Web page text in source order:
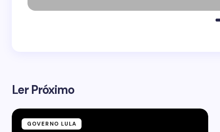
Ler Próximo
GOVERNO LULA